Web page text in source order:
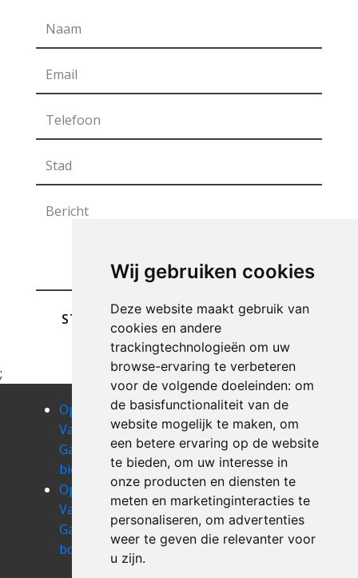
Wij gebruiken cookies
Deze website maakt gebruik van
cookies en andere
trackingtechnologieën om uw
browse-ervaring te verbeteren
voor de volgende doeleinden: om
de basisfunctionaliteit van de
website mogelijk te maken, om
een betere ervaring op de website
te bieden, om uw interesse in
onze producten en diensten te
meten en marketinginteracties te
personaliseren, om advertenties
weer te geven die relevanter voor
u zijn.
STUREN
;
Opruimen
Van Uw
Garage
bierghes
Opruimen
Van Uw
Garage biez
Opruimen
Van Uw
Garage
bomal
Opruimen
Van Uw
Garage
bonlez
Opruimen
Van Uw
Garage
bornival
Opruimen
Van Uw
Garage
bossut-